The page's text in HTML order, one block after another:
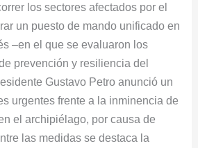
los sectores afectados por el
un puesto de mando unificado en
–en el que se evaluaron los
prevención y resiliencia del
Gustavo Petro anunció un
urgentes frente a la inminencia de
el archipiélago, por causa de
las medidas se destaca la